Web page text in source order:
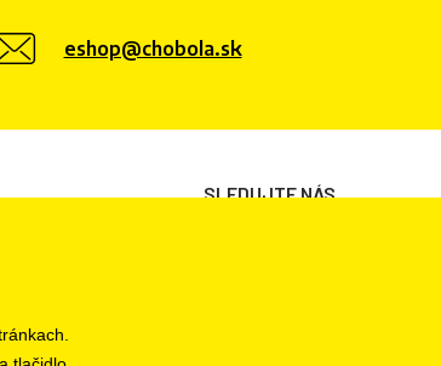
eshop@chobola.sk
SLEDUJTE NÁS